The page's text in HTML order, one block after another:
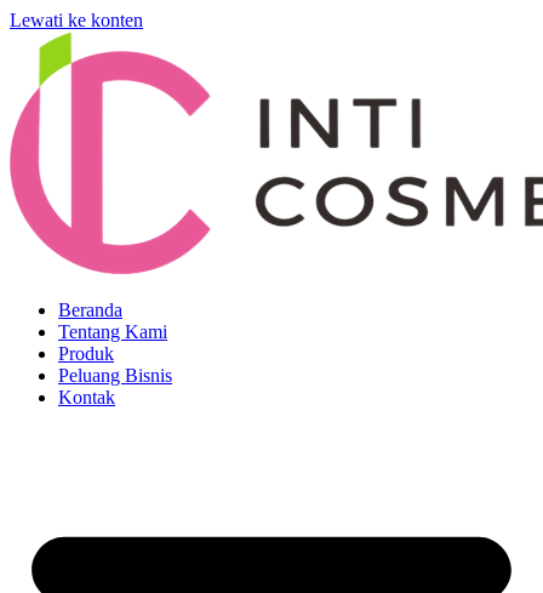
Lewati ke konten
Beranda
Tentang Kami
Produk
Peluang Bisnis
Kontak